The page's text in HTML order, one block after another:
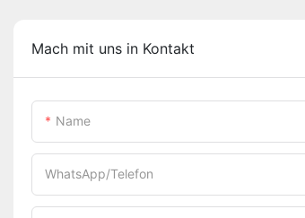
Mach mit uns in Kontakt
Name
WhatsApp/Telefon